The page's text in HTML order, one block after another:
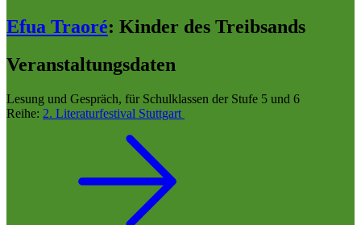
Efua Traoré: Kinder des Treibsands
Veranstaltungsdaten
Lesung und Gespräch, für Schulklassen der Stufe 5 und 6
Reihe: 2. Literaturfestival Stuttgart